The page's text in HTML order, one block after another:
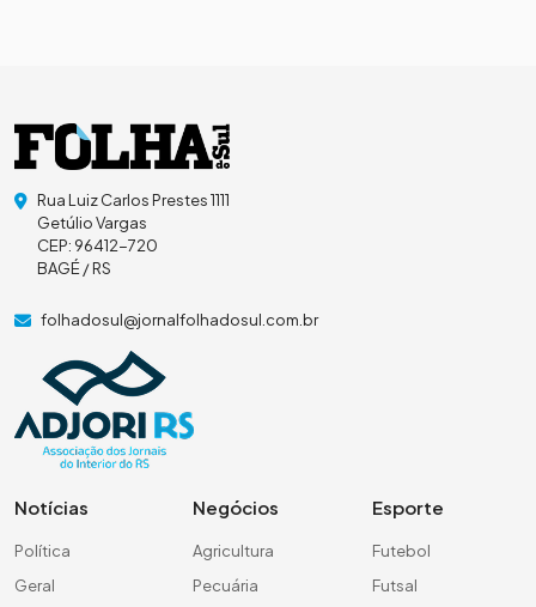
Rua Luiz Carlos Prestes 1111
Getúlio Vargas
CEP: 96412-720
BAGÉ / RS
folhadosul@jornalfolhadosul.com.br
Notícias
Política
Geral
Negócios
Agricultura
Pecuária
Esporte
Futebol
Futsal